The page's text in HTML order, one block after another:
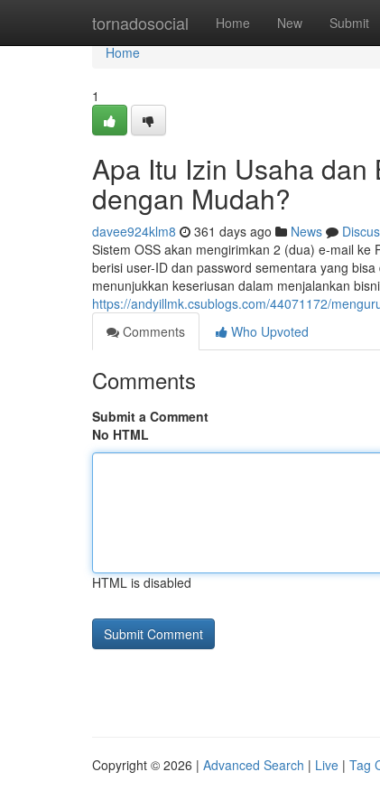
tornadosocial Home New Submit
Home
Home
1
Apa Itu Izin Usaha
dengan Mudah?
davee924klm8 361 days ago News
Sistem OSS akan mengirimkan 2 (dua) e-mail
berisi user-ID dan password sementara yang
menunjukkan keseriusan dalam menjalankan
https://andyillmk.csublogs.com/44071172/
Comments
Who Upvoted
Comments
Submit a Comment
No HTML
HTML is disabled
Copyright © 2026 | Advanced Search | Live | Tag